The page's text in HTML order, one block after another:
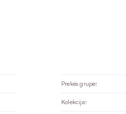
Prekės grupė:
Kolekcija: